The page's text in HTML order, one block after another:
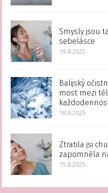
Smysly jsou
sebelásce
19.8.2025
Balijský
most mezi
18.8.2025
Ztratila jsi
zapomněla
15.8.2025